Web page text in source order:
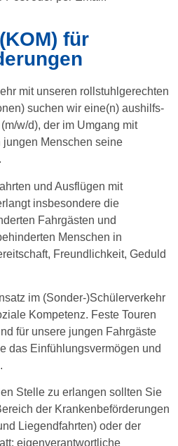
für
mit unseren rollstuhlgerechten
suchen wir eine(n) aushilfs-
w/d), der im Umgang mit
Menschen seine
und Ausflügen mit
insbesondere die
Fahrgästen und
Menschen in
Freundlichkeit, Geduld
im (Sonder-)Schülerverkehr
Kompetenz. Feste Touren
für unsere jungen Fahrgäste
das Einfühlungsvermögen und
Stelle zu erlangen sollten Sie
der Krankenbeförderungen
Liegendfahrten) oder der
eigenverantwortliche